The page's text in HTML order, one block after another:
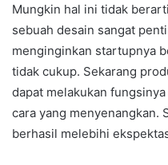
Mungkin hal ini tidak
sebuah desain sangat
menginginkan startupnya
tidak cukup. Sekarang
dapat melakukan
cara yang menyenangkan.
berhasil melebihi